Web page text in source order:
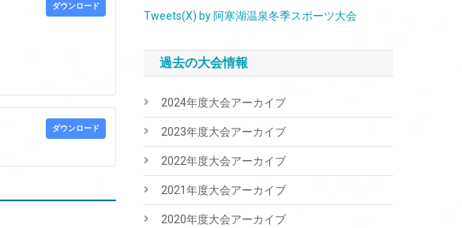
ダウンロード
ダウンロード
Tweets(X) by 阿寒湖温泉冬季スポーツ大会
過去の大会情報
2024年度大会アーカイブ
2023年度大会アーカイブ
2022年度大会アーカイブ
2021年度大会アーカイブ
2020年度大会アーカイブ